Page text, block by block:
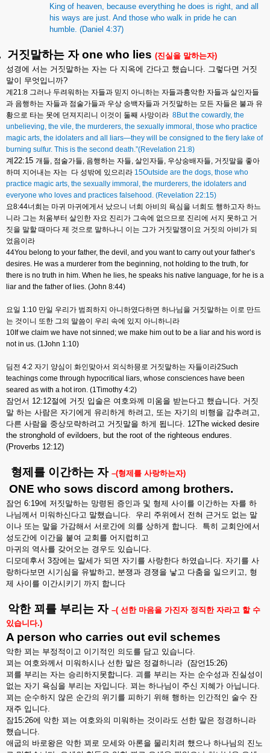
King of heaven, because everything he does is right, and all
his ways are just. And those who walk in pride he can
humble. (Daniel 4:37)
거짓말하는 자 one who lies (진실을 말하는자)
성경에 서는 거짓말하는 자는 다 지옥에 간다고 했습니다. 그렇다면 거짓
말이 무엇입니까?
계 21:8 그러나 두려워하는 자들과 믿지 아니하는 자들과흉악한 자들과 살인자들
과 음행하는 자들과 점술가들과 우상 숭백자들과 거짓말하는 모든 자들은 불과 유
황으로 타는 못에 던져지리니 이것이 둘째 사망이라 8But the cowardly, the
unbelieving, the vile, the murderers, the sexually immoral, those who practice
magic arts, the idolaters and all liars—they will be consigned to the fiery lake of
burning sulfur. This is the second death.”(Revelation 21:8)
계22:15 개들, 점술가들, 음행하는 자들, 살인자들, 우상숭배자들, 거짓말을 좋아
하며 지어내는 자는 다 성밖에 있으리라 15Outside are the dogs, those who
practice magic arts, the sexually immoral, the murderers, the idolaters and
everyone who loves and practices falsehood. (Revelation 22:15)
요8:44너희는 마귀 마귀에게서 났으니 너희 아비의 욕심을 너희도 행하고자 하느
니라 그는 처움부터 살인한 자요 진리가 그속에 없으므로 진리에 서지 못하고 거
짓을 말할 때마다 제 것으로 말하나니 이는 그가 거짓말쟁이요 거짓의 아비가 되
었음이라
44You belong to your father, the devil, and you want to carry out your father’s
desires. He was a murderer from the beginning, not holding to the truth, for
there is no truth in him. When he lies, he speaks his native language, for he is a
liar and the father of lies. (John 8:44)
요일 1:10 만일 우리가 범죄하지 아니하였다하면 하나님을 거짓말하는 이로 만드
는 것이니 또한 그의 말씀이 우리 속에 있지 아니하니라
10If we claim we have not sinned; we make him out to be a liar and his word is
not in us. (1John 1:10)
딤전 4:2 자기 양심이 화인맞아서 외식하믕로 거짓말하는 자들이라2Such
teachings come through hypocritical liars, whose consciences have been
seared as with a hot iron. (1Timothy 4:2)
잠언서 12:12절에 거짓 입술은 여호와께 미움을 받는다고 했습니다. 거짓
말 하는 사람은 자기에게 유리하게 하려고, 또는 자기의 비행을 감추려고,
다른 사람을 중상모략하려고 거짓말을 하게 됩니다. 12The wicked desire
the stronghold of evildoers, but the root of the righteous endures.
(Proverbs 12:12)
형제를 이간하는 자 –(형제를 사랑하는자)
ONE who sows discord among brothers.
잠언 6:19에 저짓말하는 망령된 증인과 및 형제 사이를 이간하는 자를 하
나님께서 미워하신다고 말했습니다. 우리 주위에서 전혀 근거도 없는 말
이나 또는 말을 가감해서 서로간에 의를 상하게 합니다. 특히 교회안에서
성도간에 이간을 붙여 교회를 어지럽히고
마귀의 역사를 갖어오는 경우도 있습니다.
디모데후서 3장에는 말세가 되면 자기를 사랑한다 하였습니다. 자기를 사
랑하다보면 시기심을 유발하고, 분쟁과 경쟁을 낳고 다춤을 일으키고, 형
제 사이를 이간시키기 까지 합니다
악한 꾀를 부리는 자 –( 선한 마음을 가진자 정직한 자라고 할 수
있습니다.)
A person who carries out evil schemes
악한 꾀는 부정적이고 이기적인 의도를 담고 있습니다.
꾀는 여호와께서 미워하시나 선한 말은 정결하니라 (잠언 15:26)
꾀를 부리는 자는 승리하지못합니다. 괴를 부리는 자는 순수성과 진실성이
없는 자기 욕심을 부리는 자입니다. 꾀는 하나님이 주신 지혜가 아닙니다.
꾀는 순수하지 않은 순간의 위기를 피하기 위해 행하는 인간적인 술수 잔
재주 입니다.
잠15:26에 악한 꾀는 여호와의 미워하는 것이라도 선한 말은 정경하니라
했습니다.
애굽의 바로왕은 악한 꾀로 모세와 아론을 물리치려 했으나 하나님의 진노